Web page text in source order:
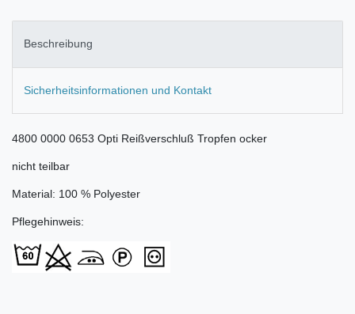
Beschreibung
Sicherheitsinformationen und Kontakt
4800 0000 0653 Opti Reißverschluß Tropfen ocker
nicht teilbar
Material: 100 % Polyester
Pflegehinweis: